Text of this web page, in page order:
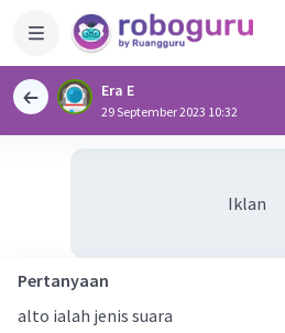
Era E
29 September 2023 10:32
Iklan
Pertanyaan
alto ialah jenis suara